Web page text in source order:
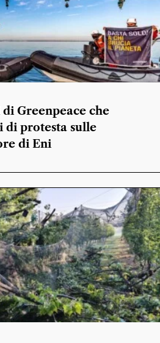
Greenpeace che
di protesta sulle
di Eni